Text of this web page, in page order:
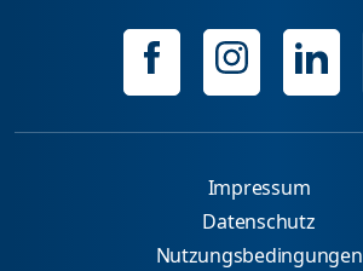
Impressum
Datenschutz
Nutzungsbedingungen